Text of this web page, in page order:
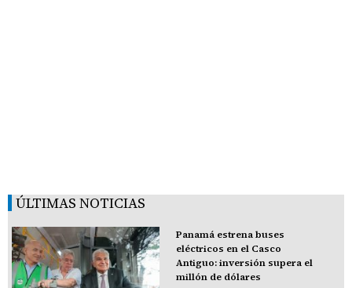
ÚLTIMAS NOTICIAS
Panamá estrena buses
eléctricos en el Casco
Antiguo: inversión supera el
millón de dólares